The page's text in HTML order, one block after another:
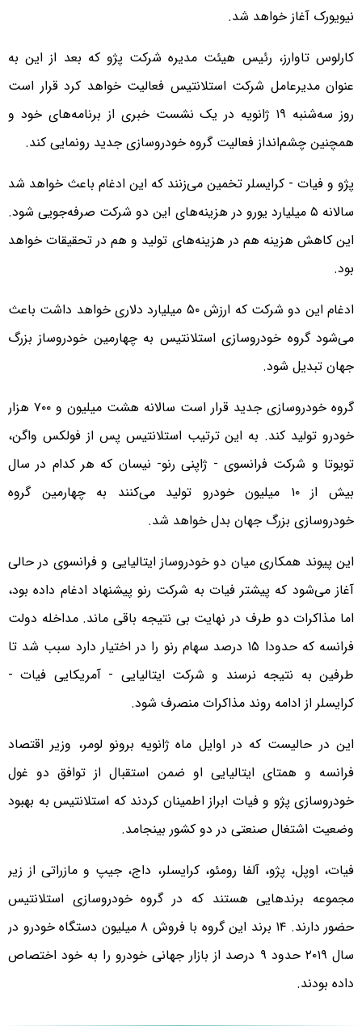
نیویورک آغاز خواهد شد.
کارلوس تاوارز، رئيس هیئت مدیره شرکت پژو که بعد از این به
عنوان مدیرعامل شرکت استلانتیس فعالیت خواهد کرد قرار است
روز سه‌شنبه ۱۹ ژانویه در یک نشست خبری از برنامه‌های خود و
همچنین چشم‌انداز فعالیت گروه خودروسازی جدید رونمایی کند.
پژو و فیات - کرایسلر تخمین می‌زنند که این ادغام باعث خواهد شد
سالانه ۵ میلیارد یورو در هزینه‌های این دو شرکت صرفه‌جویی شود.
این کاهش هزینه هم در هزینه‌های تولید و هم در تحقیقات خواهد
بود.
ادغام این دو شرکت که ارزش ۵۰ میلیارد دلاری خواهد داشت باعث
می‌شود گروه خودروسازی استلانتیس به چهارمین خودروساز بزرگ
جهان تبدیل شود.
گروه خودروسازی جدید قرار است سالانه هشت میلیون و ۷۰۰ هزار
خودرو تولید کند. به این ترتیب استلانتیس پس از فولکس واگن،
تویوتا و شرکت فرانسوی - ژاپنی رنو- نیسان که هر کدام در سال
بیش از ۱۰ میلیون خودرو تولید می‌کنند به چهارمین گروه
خودروسازی بزرگ جهان بدل خواهد شد.
این پیوند همکاری میان دو خودروساز ایتالیایی و فرانسوی در حالی
آغاز می‌شود که پیشتر فیات به شرکت رنو پیشنهاد ادغام داده بود،
اما مذاکرات دو طرف در نهایت بی نتیجه باقی ماند. مداخله دولت
فرانسه که حدودا ۱۵ درصد سهام رنو را در اختیار دارد سبب شد تا
طرفین به نتیجه نرسند و شرکت ایتالیایی - آمریکایی فیات -
کرایسلر از ادامه روند مذاکرات منصرف شود.
این در حالیست که در اوایل ماه ژانویه برونو لومر، وزیر اقتصاد
فرانسه و همتای ایتالیایی او ضمن استقبال از توافق دو غول
خودروسازی پژو و فیات ابراز اطمینان کردند که استلانتیس به بهبود
وضعیت اشتغال صنعتی در دو کشور بینجامد.
فیات، اوپل، پژو، آلفا رومئو، کرایسلر، داج، جیپ و مازراتی از زیر
مجموعه برندهایی هستند که در گروه خودروسازی استلانتیس
حضور دارند. ۱۴ برند این گروه با فروش ۸ میلیون دستگاه خودرو در
سال ۲۰۱۹ حدود ۹ درصد از بازار جهانی خودرو را به خود اختصاص
داده بودند.